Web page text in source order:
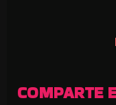
COMPARTE